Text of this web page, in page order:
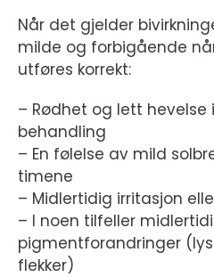
Når det gjelder
milde og forbigående
utføres korrekt:
– Rødhet og lett
behandling
– En følelse av mild
timene
– Midlertidig irritasjon
– I noen tilfeller
pigmentforandringer
flekker)